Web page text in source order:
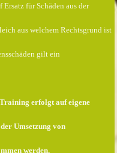
für Schäden aus der
aus welchem Rechtsgrund ist
gilt ein
erfolgt auf eigene
Umsetzung von
werden.